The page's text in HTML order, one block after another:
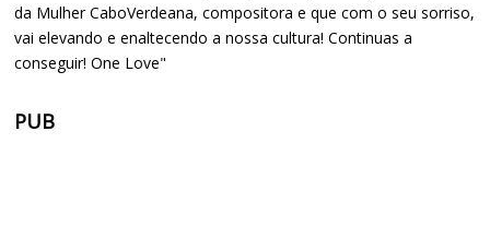
da Mulher CaboVerdeana, compositora e que com o seu sorriso,
vai elevando e enaltecendo a nossa cultura! Continuas a
conseguir! One Love"
PUB